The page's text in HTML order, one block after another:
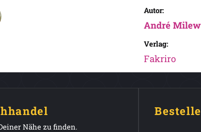
Autor:
André
Verlag:
Fakriro
Nähe zu finden.